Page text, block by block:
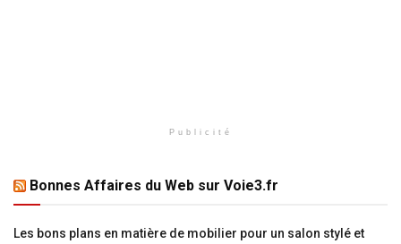
Publicité
Bonnes Affaires du Web sur Voie3.fr
Les bons plans en matière de mobilier pour un salon stylé et